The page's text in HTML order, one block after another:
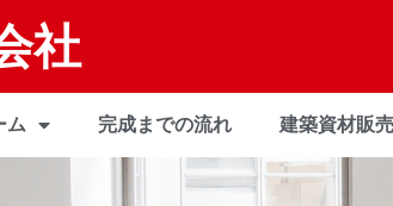
社
ム 完成までの流れ 建築資材販売